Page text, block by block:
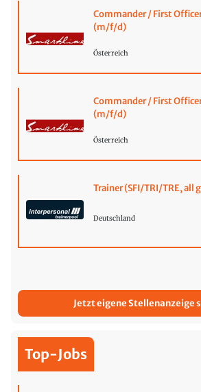
Commander / First
(m/f/d)
Österreich
Commander / First
(m/f/d)
Österreich
Trainer (SFI/TRI/TRE, all
Deutschland
Jetzt eigene Stellenanzeige
Top-Jobs